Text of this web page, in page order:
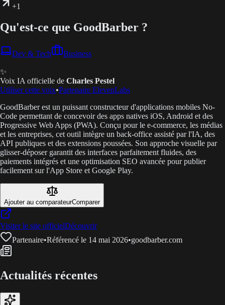
+1
Qu'est-ce que GoodBarber ?
Dev & Tech Business
✨
Voix IA officielle de Charles Pestel
Utiliser cette voix•Partenaire ElevenLabs
GoodBarber est un puissant constructeur d'applications mobiles No-
Code permettant de concevoir des apps natives iOS, Android et des
Progressive Web Apps (PWA). Conçu pour le e-commerce, les médias
et les entreprises, cet outil intègre un back-office assisté par l'IA, des
API publiques et des extensions poussées. Son approche visuelle par
glisser-déposer garantit des interfaces parfaitement fluides, des
paiements intégrés et une optimisation SEO avancée pour publier
facilement sur l'App Store et Google Play.
Ajouter au comparateurComparer
Visiter le site officielDécouvrir
Partenaire•Référencé le 14 mai 2026•goodbarber.com
Actualités récentes